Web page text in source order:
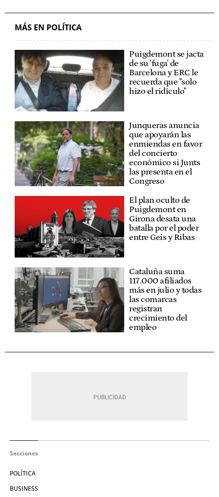
MÁS EN POLÍTICA
Puigdemont se jacta
de su 'fuga' de
Barcelona y ERC le
recuerda que "solo
hizo el ridículo"
Junqueras anuncia
que apoyarán las
enmiendas en favor
del concierto
económico si Junts
las presenta en el
Congreso
El plan oculto de
Puigdemont en
Girona desata una
batalla por el poder
entre Geis y Ribas
Cataluña suma
117.000 afiliados
más en julio y todas
las comarcas
registran
crecimiento del
empleo
Secciones
POLÍTICA
BUSINESS